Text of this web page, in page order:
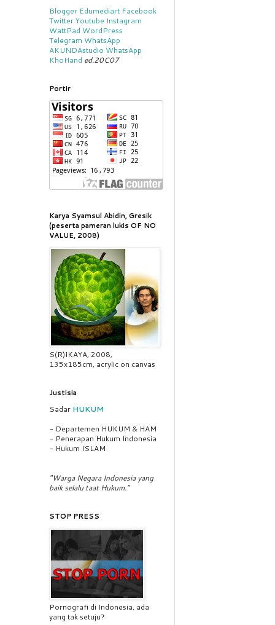
Blogger Edumediart Facebook
TwitterYoutube Instagram
WattPad WordPress
Telegram WhatsApp
AKUNDAstudio WhatsApp
KhoHand ed.20C07
Portir
Karya Syamsul Abidin, Gresik
(peserta pameran lukis OF NO
VALUE, 2008)
S(R)IKAYA, 2008,
135x185cm, acrylic on canvas
Justisia
Sadar HUKUM
- Departemen HUKUM & HAM
- Penerapan Hukum Indonesia
- Hukum ISLAM
"Warga Negara Indonesia yang
baik selalu taat Hukum."
STOP PRESS
Pornografi di Indonesia, ada
yang tak setuju?